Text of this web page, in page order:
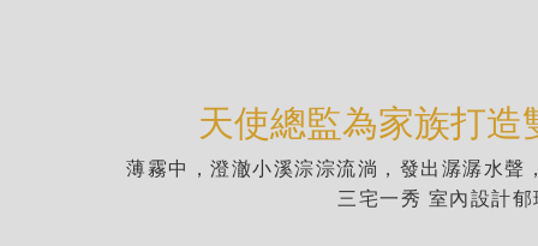
天使總監為家族打
薄霧中，澄澈小溪淙淙流淌，發出潺潺水
三宅一秀 室內設計